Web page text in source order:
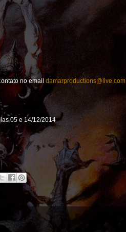
no email damarproductions@live.com
05 e 14/12/2014